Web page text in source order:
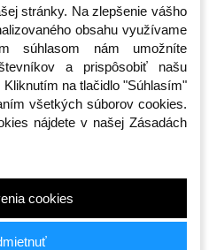
Kimono BJJ - Fighter -
Samuray - modré
Skladom
99,50 €
stránky. Na zlepšenie vášho
obsahu využívame
súhlasom nám umožníte
a prispôsobiť našu
na tlačidlo "Súhlasím"
všetkých súborov cookies.
nájdete v našej Zásadách
cookies